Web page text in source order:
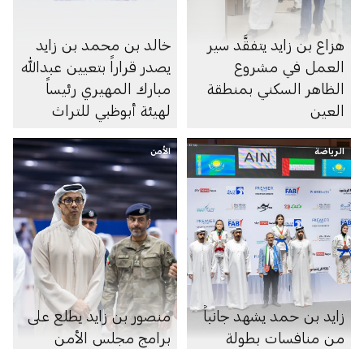
هزاع بن زايد يتفقَّد سير
العمل في مشروع
الظاهر السكني بمنطقة
العين
خالد بن محمد بن زايد
يصدر قراراً بتعيين عبدالله
مبارك المهيري رئيساً
لهيئة أبوظبي للتراث
الرياضة
زايد بن حمد يشهد جانباً
من منافسات بطولة
الأمن
منصور بن زايد يطلع على
برامج مجلس الأمن